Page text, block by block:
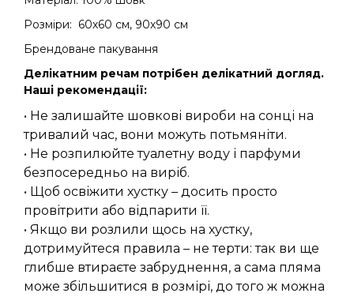
Розміри: 60х60 см, 90х90 см
Брендоване пакування
Делікатним речам потрібен делікатний догляд.
Наші рекомендації:
• Не залишайте шовкові вироби на сонці на
тривалий час, вони можуть потьмяніти.
• Не розпилюйте туалетну воду і парфуми
безпосередньо на виріб.
• Щоб освіжити хустку – досить просто
провітрити або відпарити її.
• Якщо ви розлили щось на хустку,
дотримуйтеся правила – не терти: так ви ще
глибше втираєте забруднення, а сама пляма
може збільшитися в розмірі, до того ж можна